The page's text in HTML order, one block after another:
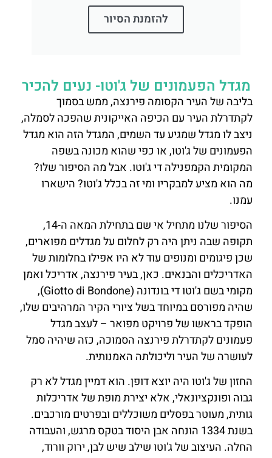
להזמנת הסיור
מגדל הפעמונים של ג'וטו- נעים להכיר
בליבה של העיר הקסומה פירנצה, ממש בסמוך
לקתדרלת העיר עם הכיפה האייקונית שהפכה לסמלה,
ניצב לו מגדל שמגיע עד השמים, המגדל הזה הוא מגדל
הפעמונים של ג'וטו, או כפי שהוא מכונה בשפה
המקומית הקמפנילה די ג'וטו. אבל מה הסיפור שלו?
מה הוא מציע למבקריו ומי זה בכלל ג'וטו? הישארו
עמנו.
הסיפור שלנו מתחיל אי שם בתחילת המאה ה-14,
תקופה שבה ניתן היה רק לחלום על מגדלים מפוארים,
שכן פיגומים ומנופים עוד לא היו אפילו בחלומות של
האדריכלים והבנאים. כאן, בעיר פירנצה, אדריכל ואמן
מקומי בשם ג'וטו די בונדונה (Giotto di Bondone),
שהיה מפורסם במיוחד בשל ציורי הקיר המרהיבים שלו,
הופקד בראשו של פרויקט מפואר – לעצב מגדל
פעמונים לקתדרלת פירנצה הסמוכה, כזה שיהיה סמל
לעושרה של העיר וליכולתה האמנותית.
החזון של ג'וטו היה יוצא דופן. הוא דמיין מגדל לא רק
גבוה ופונקציונאלי, אלא יצירת מופת של אדריכלות
גותית, מעוטר בפסלים משוכללים ובפרטים מורכבים.
בשנת 1334 הונחה אבן היסוד בטקס מרגש, והעבודה
החלה. העיצוב של ג'וטו שילב שיש לבן, ירוק וורוד,